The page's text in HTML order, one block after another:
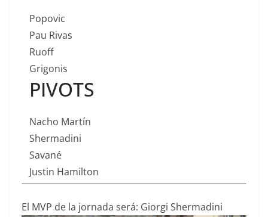
Popovic
Pau Rivas
Ruoff
Grigonis
PIVOTS
Nacho Martín
Shermadini
Savané
Justin Hamilton
El MVP de la jornada será: Giorgi Shermadini